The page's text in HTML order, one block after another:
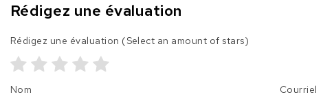
Rédigez une évaluation
Rédigez une évaluation (Select an amount of stars)
Nom Courriel